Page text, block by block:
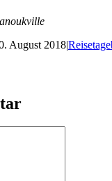
August 2018|